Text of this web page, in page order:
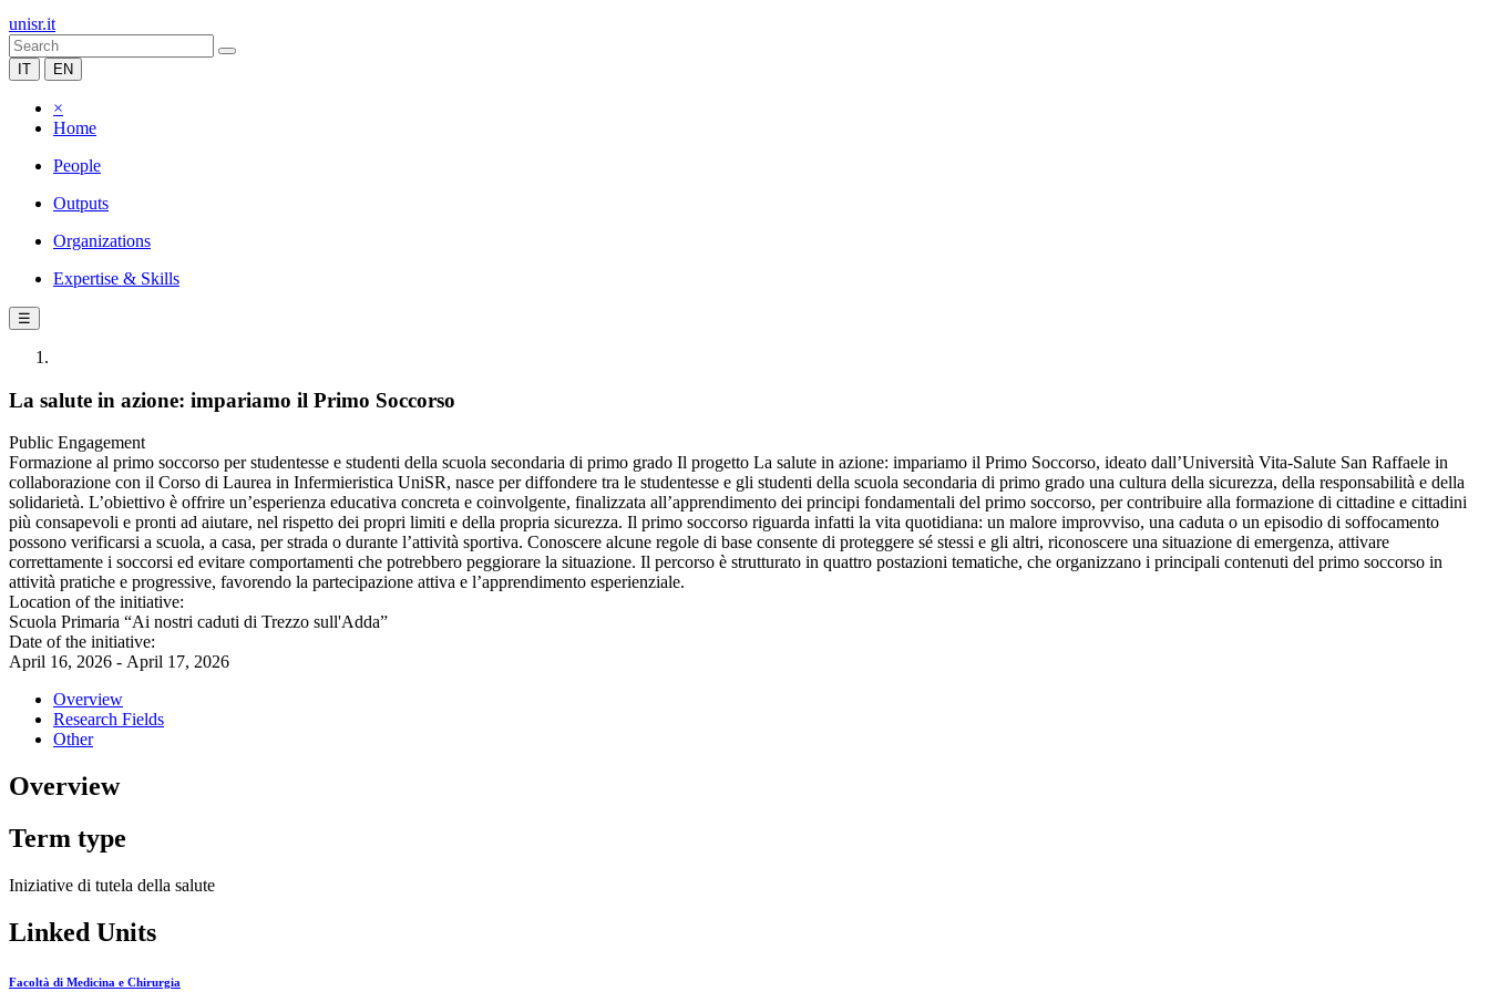
unisr.it
IT EN
×
Home
People
Outputs
Organizations
Expertise & Skills
☰
La salute in azione: impariamo il Primo Soccorso
Public Engagement
Formazione al primo soccorso per studentesse e studenti della scuola secondaria di primo grado Il progetto La salute in azione: impariamo il Primo Soccorso, ideato dall’Università Vita-Salute San Raffaele in
collaborazione con il Corso di Laurea in Infermieristica UniSR, nasce per diffondere tra le studentesse e gli studenti della scuola secondaria di primo grado una cultura della sicurezza, della responsabilità e della
solidarietà. L’obiettivo è offrire un’esperienza educativa concreta e coinvolgente, finalizzata all’apprendimento dei principi fondamentali del primo soccorso, per contribuire alla formazione di cittadine e cittadini
più consapevoli e pronti ad aiutare, nel rispetto dei propri limiti e della propria sicurezza. Il primo soccorso riguarda infatti la vita quotidiana: un malore improvviso, una caduta o un episodio di soffocamento
possono verificarsi a scuola, a casa, per strada o durante l’attività sportiva. Conoscere alcune regole di base consente di proteggere sé stessi e gli altri, riconoscere una situazione di emergenza, attivare
correttamente i soccorsi ed evitare comportamenti che potrebbero peggiorare la situazione. Il percorso è strutturato in quattro postazioni tematiche, che organizzano i principali contenuti del primo soccorso in
attività pratiche e progressive, favorendo la partecipazione attiva e l’apprendimento esperienziale.
Location of the initiative:
Scuola Primaria “Ai nostri caduti di Trezzo sull'Adda”
Date of the initiative:
April 16, 2026 - April 17, 2026
Overview
Research Fields
Other
Overview
Term type
Iniziative di tutela della salute
Linked Units
Facoltà di Medicina e Chirurgia